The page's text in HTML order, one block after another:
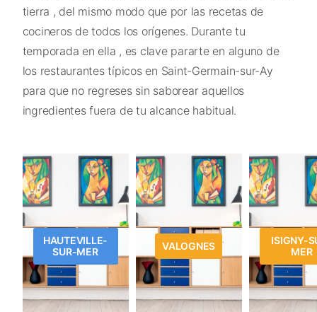
tierra , del mismo modo que por las recetas de
cocineros de todos los orígenes. Durante tu
temporada en ella , es clave pararte en alguno de
los restaurantes típicos en Saint-Germain-sur-Ay
para que no regreses sin saborear aquellos
ingredientes fuera de tu alcance habitual.
HAUTEVILLE-
SUR-MER
VALOGNES
ISIGNY-
MER